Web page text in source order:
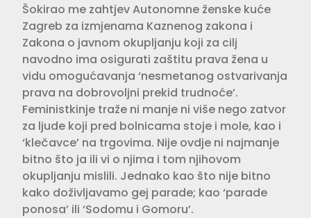
Šokirao me zahtjev Autonomne ženske kuće
Zagreb za izmjenama Kaznenog zakona i
Zakona o javnom okupljanju koji za cilj
navodno ima osigurati zaštitu prava žena u
vidu omogućavanja ‘nesmetanog ostvarivanja
prava na dobrovoljni prekid trudnoće’.
Feministkinje traže ni manje ni više nego zatvor
za ljude koji pred bolnicama stoje i mole, kao i
‘klečavce’ na trgovima. Nije ovdje ni najmanje
bitno što ja ili vi o njima i tom njihovom
okupljanju mislili. Jednako kao što nije bitno
kako doživljavamo gej parade; kao ‘parade
ponosa’ ili ‘Sodomu i Gomoru’.